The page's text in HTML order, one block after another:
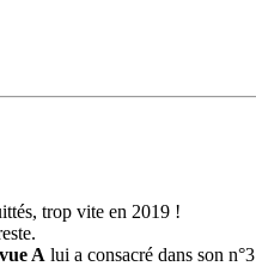
trop vite en 2019 !
A lui a consacré dans son n°3